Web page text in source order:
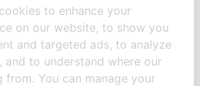
to enhance your
on our website, to show you
and targeted ads, to analyze
to understand where our
from. You can manage your